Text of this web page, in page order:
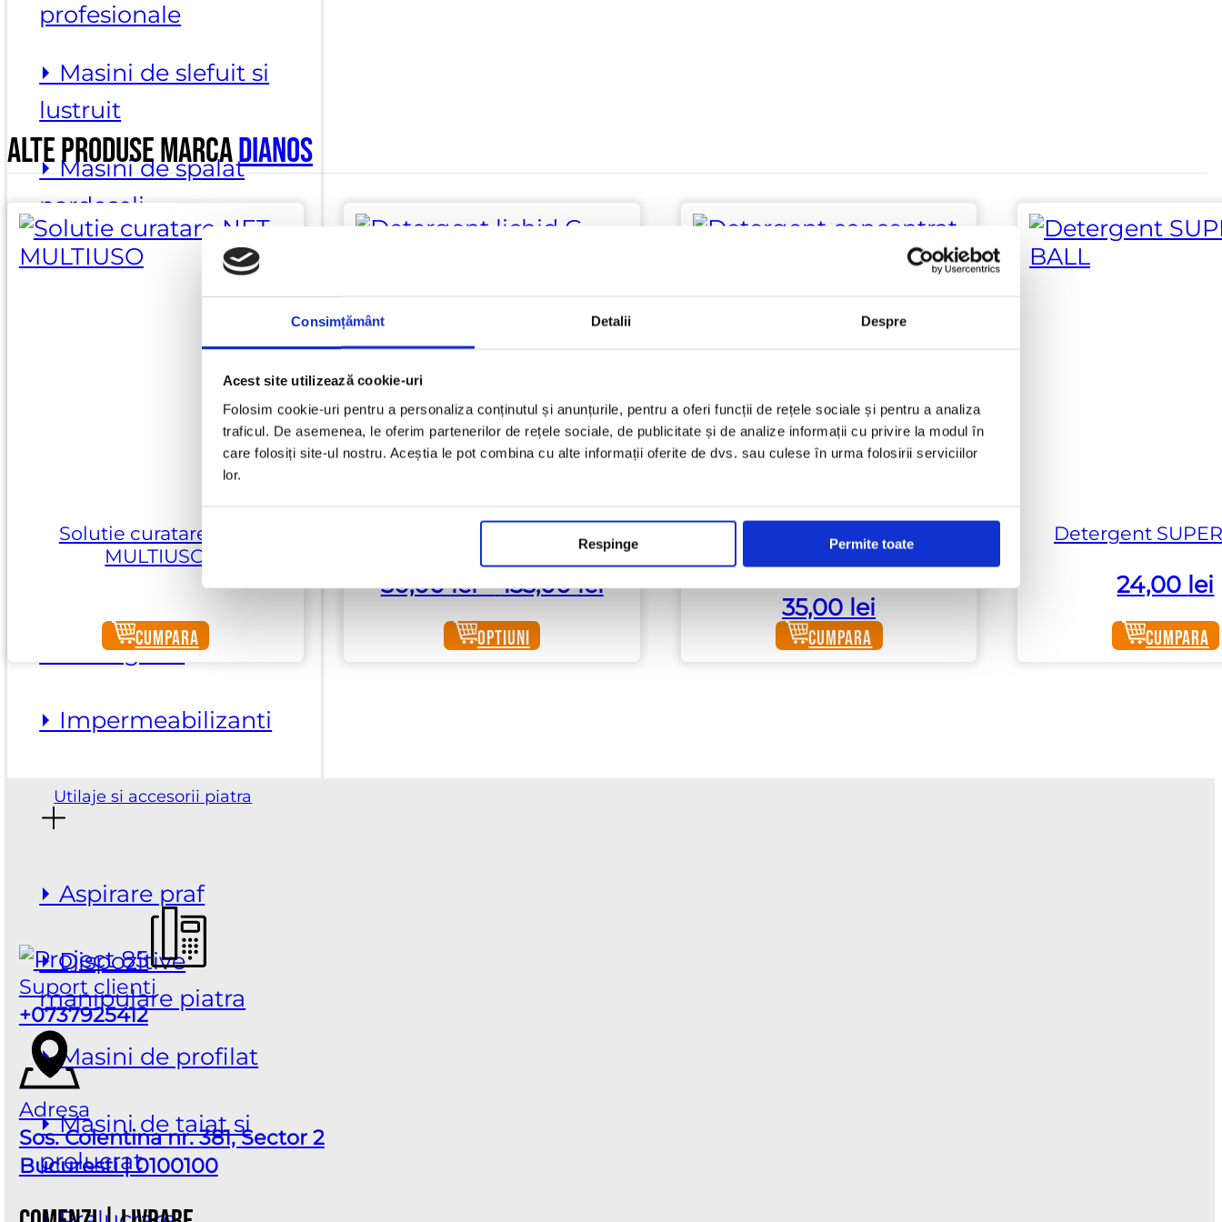
Consimțământ Detalii Despre
Acest site utilizează cookie-uri
Folosim cookie-uri pentru a personaliza conținutul și anunțurile, pentru a oferi funcții de rețele sociale și pentru a analiza
traficul. De asemenea, le oferim partenerilor de rețele sociale, de publicitate și de analize informații cu privire la modul în
care folosiți site-ul nostru. Aceștia le pot combina cu alte informații oferite de dvs. sau culese în urma folosirii serviciilor
lor.
Respinge Permite toate
profesionale
⏵ Masini de slefuit si
lustruit
⏵ Masini de spalat
pardoseli
⏵ Slefuire trepte si
biocomponenti
⏵ Detergenti
⏵ Impermeabilizanti
Utilaje si accesorii piatra
⏵ Aspirare praf
⏵ Dispozitive
manipulare piatra
⏵ Masini de profilat
⏵ Masini de taiat si
prelucrat
Alte produse marcaDianos
Solutie curatare NET
MULTIUSO
Cumpara
Detergent lichid G
30,00lei – 133,00leiInterval
30,00 lei
Optiuni
Detergent concentrat de
profunzime
35,00 lei
Cumpara
Detergent
24,00 lei
Cumpara
Suport clienti
+0737925412
Adresa
Sos. Colentina nr. 381, Sector 2
Bucuresti | 0100100